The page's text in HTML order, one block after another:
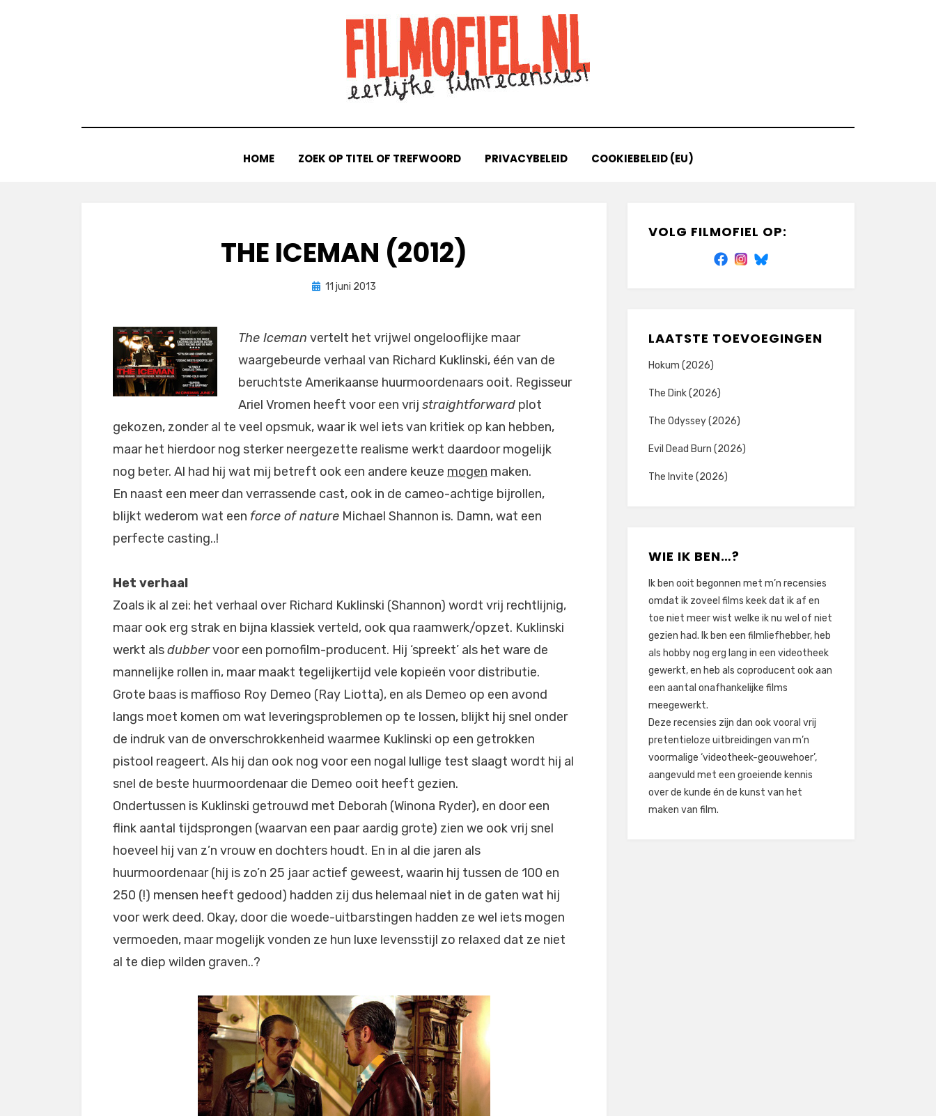
HOME ZOEK OP TITEL OF TREFWOORD PRIVACYBELEID COOKIEBELEID (EU)
THE ICEMAN (2012)
doorFilmofiel.nl
Geplaatst
11 juni 2013
The Iceman vertelt het vrijwel ongelooflijke maar
waargebeurde verhaal van Richard Kuklinski, één van de
beruchtste Amerikaanse huurmoordenaars ooit. Regisseur
Ariel Vromen heeft voor een vrij straightforward plot
gekozen, zonder al te veel opsmuk, waar ik wel iets van kritiek op kan hebben,
maar het hierdoor nog sterker neergezette realisme werkt daardoor mogelijk
nog beter. Al had hij wat mij betreft ook een andere keuze mogen maken.
En naast een meer dan verrassende cast, ook in de cameo-achtige bijrollen,
blijkt wederom wat een force of nature Michael Shannon is. Damn, wat een
perfecte casting..!
Het verhaal
Zoals ik al zei: het verhaal over Richard Kuklinski (Shannon) wordt vrij rechtlijnig,
maar ook erg strak en bijna klassiek verteld, ook qua raamwerk/opzet. Kuklinski
werkt alsdubbervoor een pornofilm-producent. Hij ‘spreekt’ als het ware de
mannelijke rollen in, maar maakt tegelijkertijd vele kopieën voor distributie.
Grote baas is maffioso Roy Demeo (Ray Liotta), en als Demeo op een avond
langs moet komen om wat leveringsproblemen op te lossen, blijkt hij snel onder
de indruk van de onverschrokkenheid waarmee Kuklinski op een getrokken
pistool reageert. Als hij dan ook nog voor een nogal lullige test slaagt wordt hij al
snel de beste huurmoordenaar die Demeo ooit heeft gezien.
Ondertussen is Kuklinski getrouwd met Deborah (Winona Ryder), en door een
flink aantal tijdsprongen (waarvan een paar aardig grote) zien we ook vrij snel
hoeveel hij van z’n vrouw en dochters houdt. En in al die jaren als
huurmoordenaar (hij is zo’n 25 jaar actief geweest, waarin hij tussen de 100 en
250 (!) mensen heeft gedood) hadden zij dus helemaal niet in de gaten wat hij
voor werk deed. Okay, door die woede-uitbarstingen hadden ze wel iets mogen
vermoeden, maar mogelijk vonden ze hun luxe levensstijl zo relaxed dat ze niet
al te diep wilden graven..?
VOLG FILMOFIEL OP:
LAATSTE TOEVOEGINGEN
Hokum (2026)
The Dink (2026)
The Odyssey (2026)
Evil Dead Burn (2026)
The Invite (2026)
WIE IK BEN…?
Ik ben ooit begonnen met m’n recensies
omdat ik zoveel films keek dat ik af en
toe niet meer wist welke ik nu wel of niet
gezien had. Ik ben een filmliefhebber, heb
als hobby nog erg lang in een videotheek
gewerkt, en heb als coproducent ook aan
een aantal onafhankelijke films
meegewerkt.
Deze recensies zijn dan ook vooral vrij
pretentieloze uitbreidingen van m’n
voormalige ‘videotheek-geouwehoer’,
aangevuld met een groeiende kennis
over de kunde én de kunst van het
maken van film.